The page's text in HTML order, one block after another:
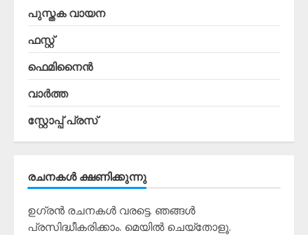
പുസ്തക വായന
ഫസ്റ്റ്
ഫെമിനൈൻ
വാർത്ത
സ്റ്റോപ്പ്‌ പ്രസ്‌
രചനകൾ ക്ഷണിക്കുന്നു
ഉഗ്രൻ രചനകൾ വരട്ടെ. ഞങ്ങൾ
പ്രസിദ്ധീകരിക്കാം. മെയിൽ ചെയ്തോളൂ.